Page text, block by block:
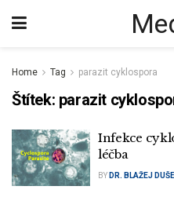
Home Tag parazit cyklospora
Štítek: parazit
Infekce
léčba
BY DR. BLAŽEJ